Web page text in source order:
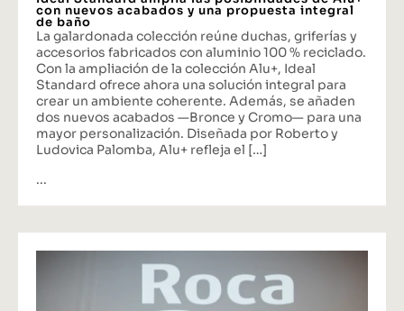
con nuevos acabados y una propuesta integral
de baño
La galardonada colección reúne duchas, griferías y
accesorios fabricados con aluminio 100 % reciclado.
Con la ampliación de la colección Alu+, Ideal
Standard ofrece ahora una solución integral para
crear un ambiente coherente. Además, se añaden
dos nuevos acabados —Bronce y Cromo— para una
mayor personalización. Diseñada por Roberto y
Ludovica Palomba, Alu+ refleja el […]
...